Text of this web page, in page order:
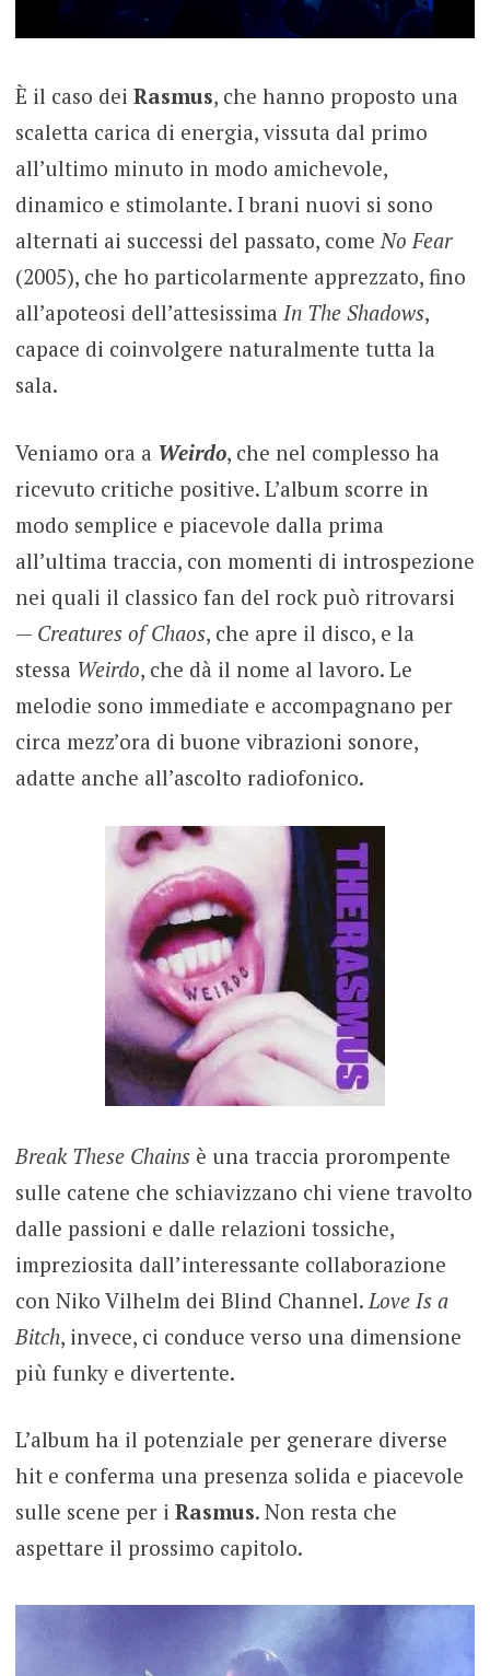
È il caso dei Rasmus, che hanno proposto una
scaletta carica di energia, vissuta dal primo
all’ultimo minuto in modo amichevole,
dinamico e stimolante. I brani nuovi si sono
alternati ai successi del passato, comeNo Fear
(2005), che ho particolarmente apprezzato, fino
all’apoteosi dell’attesissima In The Shadows,
capace di coinvolgere naturalmente tutta la
sala.
Veniamo ora a Weirdo, che nel complesso ha
ricevuto critiche positive. L’album scorre in
modo semplice e piacevole dalla prima
all’ultima traccia, con momenti di introspezione
nei quali il classico fan del rock può ritrovarsi
— Creatures of Chaos, che apre il disco, e la
stessa Weirdo, che dà il nome al lavoro. Le
melodie sono immediate e accompagnano per
circa mezz’ora di buone vibrazioni sonore,
adatte anche all’ascolto radiofonico.
Break These Chains è una traccia prorompente
sulle catene che schiavizzano chi viene travolto
dalle passioni e dalle relazioni tossiche,
impreziosita dall’interessante collaborazione
con Niko Vilhelm dei Blind Channel. Love Is a
Bitch, invece, ci conduce verso una dimensione
più funky e divertente.
L’album ha il potenziale per generare diverse
hit e conferma una presenza solida e piacevole
sulle scene per i Rasmus. Non resta che
aspettare il prossimo capitolo.